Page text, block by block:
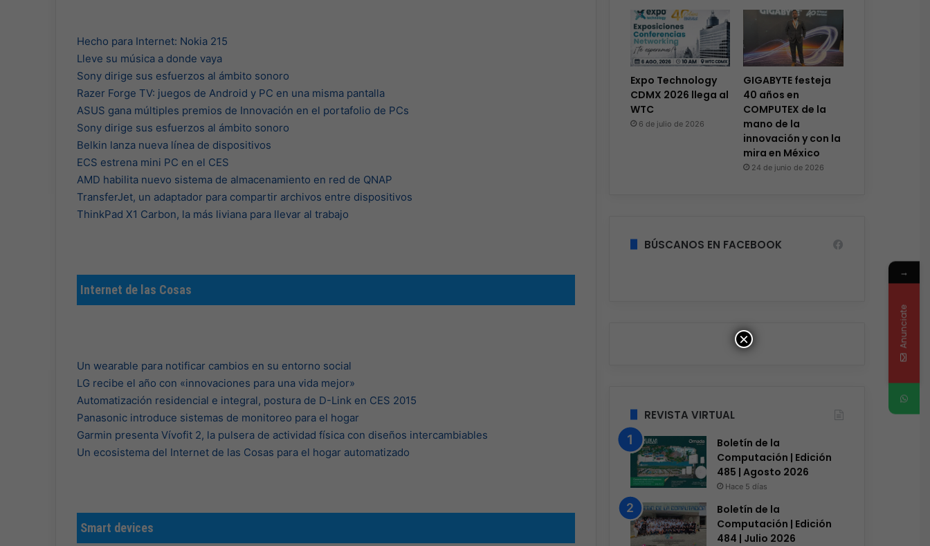
Hecho para Internet: Nokia 215
Lleve su música a donde vaya
Sony dirige sus esfuerzos al ámbito sonoro
Razer Forge TV: juegos de Android y PC en una misma pantalla
ASUS gana múltiples premios de Innovación en el portafolio de PCs
Sony dirige sus esfuerzos al ámbito sonoro
Belkin lanza nueva línea de dispositivos
ECS estrena mini PC en el CES
AMD habilita nuevo sistema de almacenamiento en red de QNAP
TransferJet, un adaptador para compartir archivos entre dispositivos
ThinkPad X1 Carbon, la más liviana para llevar al trabajo
Internet de las Cosas
Un wearable para notificar cambios en su entorno social
LG recibe el año con «innovaciones para una vida mejor»
Automatización residencial e integral, postura de D-Link en CES 2015
Panasonic introduce sistemas de monitoreo para el hogar
Garmin presenta Vívofit 2, la pulsera de actividad física con diseños intercambiables
Un ecosistema del Internet de las Cosas para el hogar automatizado
Smart devices
Expo Technology
CDMX 2026 llega al
WTC
6 de julio de 2026
GIGABYTE festeja
40 años en
COMPUTEX de la
mano de la
innovación y con la
mira en México
24 de junio de 2026
BÚSCANOS EN FACEBOOK
REVISTA VIRTUAL
Boletín de la
Computación | Edición
485 | Agosto 2026
Hace 5 días
Boletín de la
Computación | Edición
484 | Julio 2026
×
→
Anunciate